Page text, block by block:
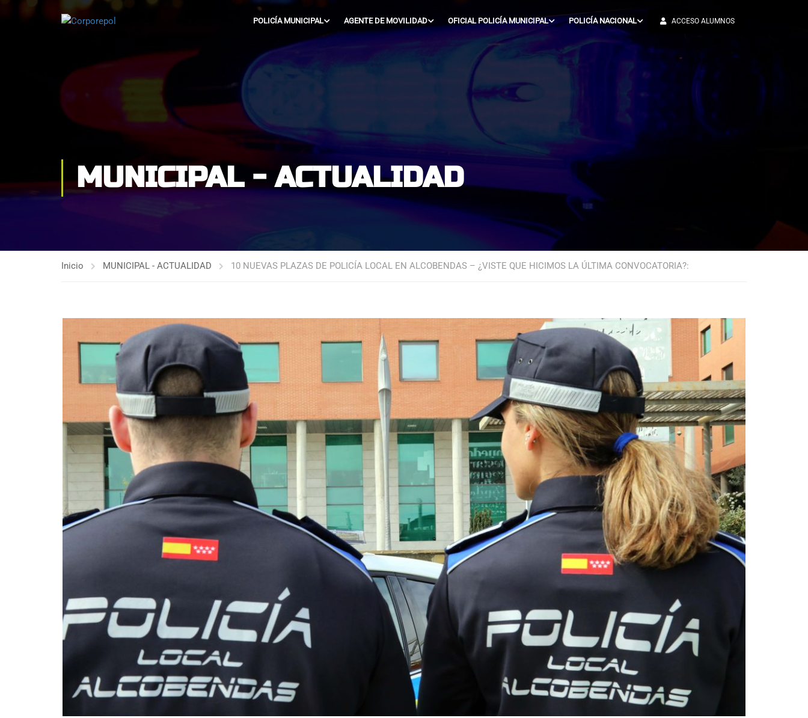
POLICÍA MUNICIPAL AGENTE DE MOVILIDAD OFICIAL POLICÍA MUNICIPAL POLICÍA NACIONAL ACCESO ALUMNOS
MUNICIPAL - ACTUALIDAD
Inicio MUNICIPAL - ACTUALIDAD 10 NUEVAS PLAZAS DE POLICÍA LOCAL EN ALCOBENDAS – ¿VISTE QUE HICIMOS LA ÚLTIMA CONVOCATORIA?: